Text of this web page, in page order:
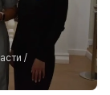
/